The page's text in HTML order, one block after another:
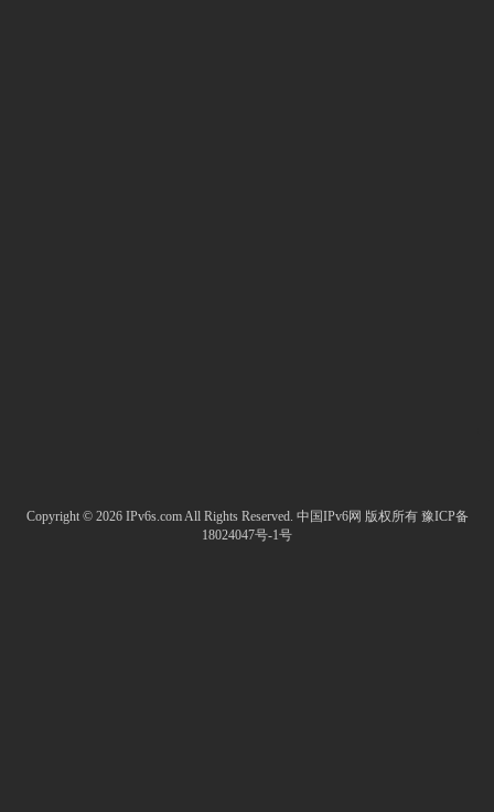
Copyright © 2026 IPv6s.com All Rights Reserved. 中国IPv6网 版权所有 豫ICP备
18024047号-1号